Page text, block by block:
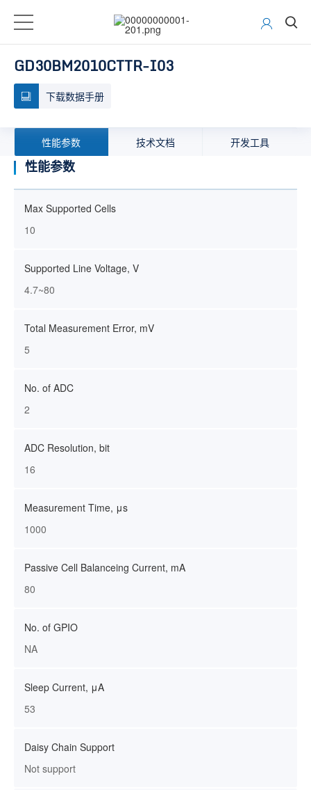
GD30BM2010CTTR-I03
下载数据手册
性能参数 技术文档 开发工具
性能参数
Max Supported Cells
10
Supported Line Voltage, V
4.7~80
Total Measurement Error, mV
5
No. of ADC
2
ADC Resolution, bit
16
Measurement Time, μs
1000
Passive Cell Balanceing Current, mA
80
No. of GPIO
NA
Sleep Current, μA
53
Daisy Chain Support
Not support